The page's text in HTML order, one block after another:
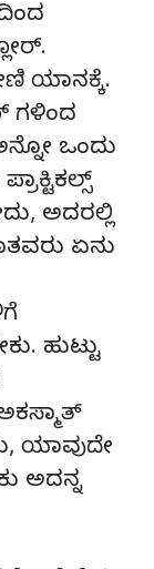
ಯಾನಕ್ಕೆ.
ಗಳಿಂದ
ಒಂದು
ಅದರಲ್ಲಿ
ಏನು
ಹುಟ್ಟು
ಯಾವುದೇ
ಅದನ್ನ